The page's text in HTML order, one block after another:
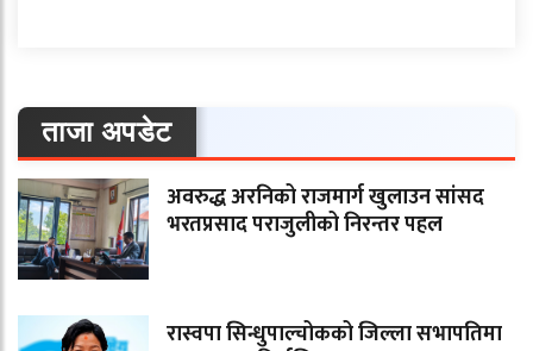
ताजा अपडेट
अवरुद्ध अरनिको राजमार्ग खुलाउन सांसद
भरतप्रसाद पराजुलीको निरन्तर पहल
रास्वपा सिन्धुपाल्चोकको जिल्ला सभापतिमा